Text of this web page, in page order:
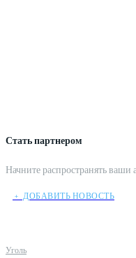
Стать партнером
Начните распространять ваши
﹢ ДОБАВИТЬ НОВОСТЬ
Уголь